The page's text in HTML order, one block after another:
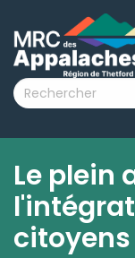
submenu (La
submenu
submenu
submenu
Le plein
citoyens